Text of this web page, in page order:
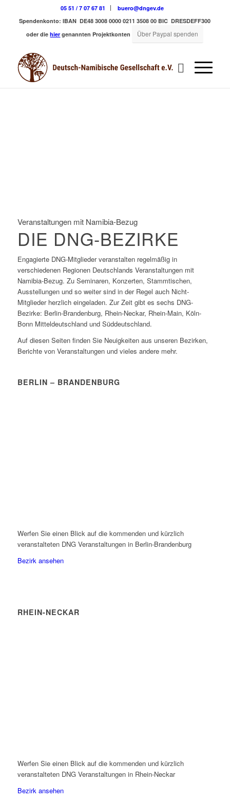
05 51 / 7 07 67 81
buero@dngev.de
Spendenkonto: IBAN DE48 3008 0000 0211 3508 00 BIC DRESDEFF300
oder diehier genannten Projektkonten Über Paypal spenden
Veranstaltungen mit Namibia-Bezug
DIE DNG-BEZIRKE
Engagierte DNG-Mitglieder veranstalten regelmäßig in
verschiedenen Regionen Deutschlands Veranstaltungen mit
Namibia-Bezug. Zu Seminaren, Konzerten, Stammtischen,
Ausstellungen und so weiter sind in der Regel auch Nicht-
Mitglieder herzlich eingeladen. Zur Zeit gibt es sechs DNG-
Bezirke: Berlin-Brandenburg, Rhein-Neckar, Rhein-Main, Köln-
Bonn Mitteldeutschland und Süddeutschland.
Auf diesen Seiten finden Sie Neuigkeiten aus unseren Bezirken,
Berichte von Veranstaltungen und vieles andere mehr.
BERLIN – BRANDENBURG
Werfen Sie einen Blick auf die kommenden und kürzlich
veranstalteten DNG Veranstaltungen in Berlin-Brandenburg
Bezirk ansehen
RHEIN-NECKAR
Werfen Sie einen Blick auf die kommenden und kürzlich
veranstalteten DNG Veranstaltungen in Rhein-Neckar
Bezirk ansehen